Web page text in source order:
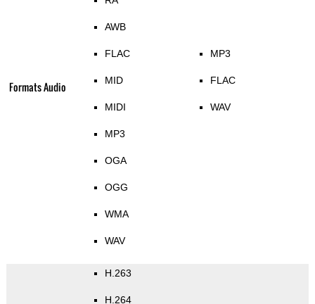
Formats Audio
AWB
FLAC
MID
MIDI
MP3
OGA
OGG
WMA
WAV
MP3
FLAC
WAV
H.263
H.264